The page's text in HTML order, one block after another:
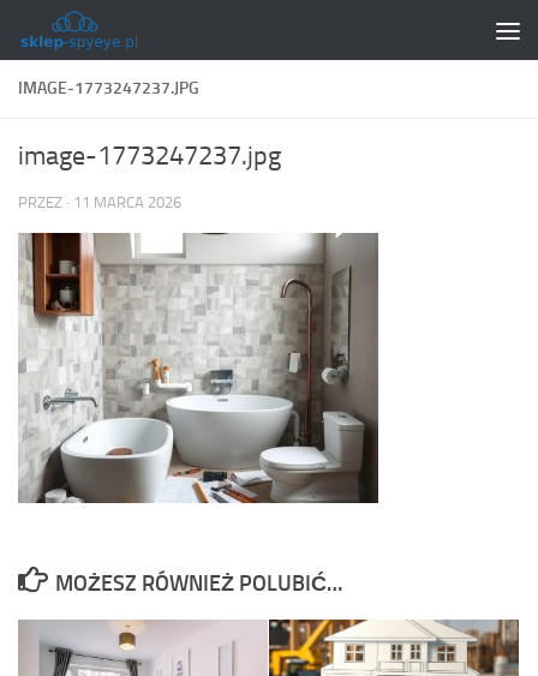
Skip to content
IMAGE-1773247237.JPG
image-1773247237.jpg
PRZEZ · 11 MARCA 2026
MOŻESZ RÓWNIEŻ POLUBIĆ…